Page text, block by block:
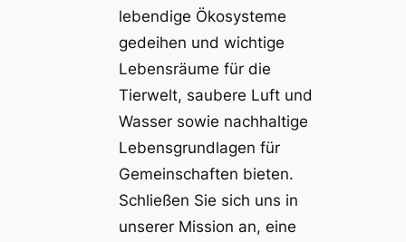
lebendige Ökosysteme
gedeihen und wichtige
Lebensräume für die
Tierwelt, saubere Luft und
Wasser sowie nachhaltige
Lebensgrundlagen für
Gemeinschaften bieten.
Schließen Sie sich uns in
unserer Mission an, eine